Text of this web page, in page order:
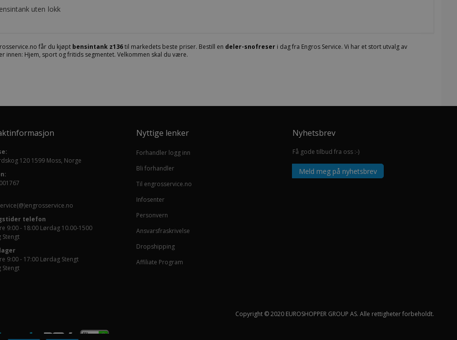
uten lokk
får du kjøpt bensintank z136til markedets beste priser. Bestill en deler-snofreseri dag fra Engros Service. Vi har et stort utvalg av
innen: Hjem, sport og fritids segmentet. Velkommen skal du være.
120 1599 Moss, Norge
telefon
9:00 - 18:00 Lørdag 10.00-1500
Stengt
9:00 - 17:00 Lørdag Stengt
Stengt
Nyttige lenker
Forhandler logg inn
Bli forhandler
Til engrosservice.no
Infosenter
Personvern
Ansvarsfraskrivelse
Dropshipping
Affiliate Program
Nyhetsbrev
Få gode tilbud fra oss :-)
Meld meg på nyhetsbrev
Copyright © 2020 EUROSHOPPER GROUP AS. Alle rettigheter forbeholdt.